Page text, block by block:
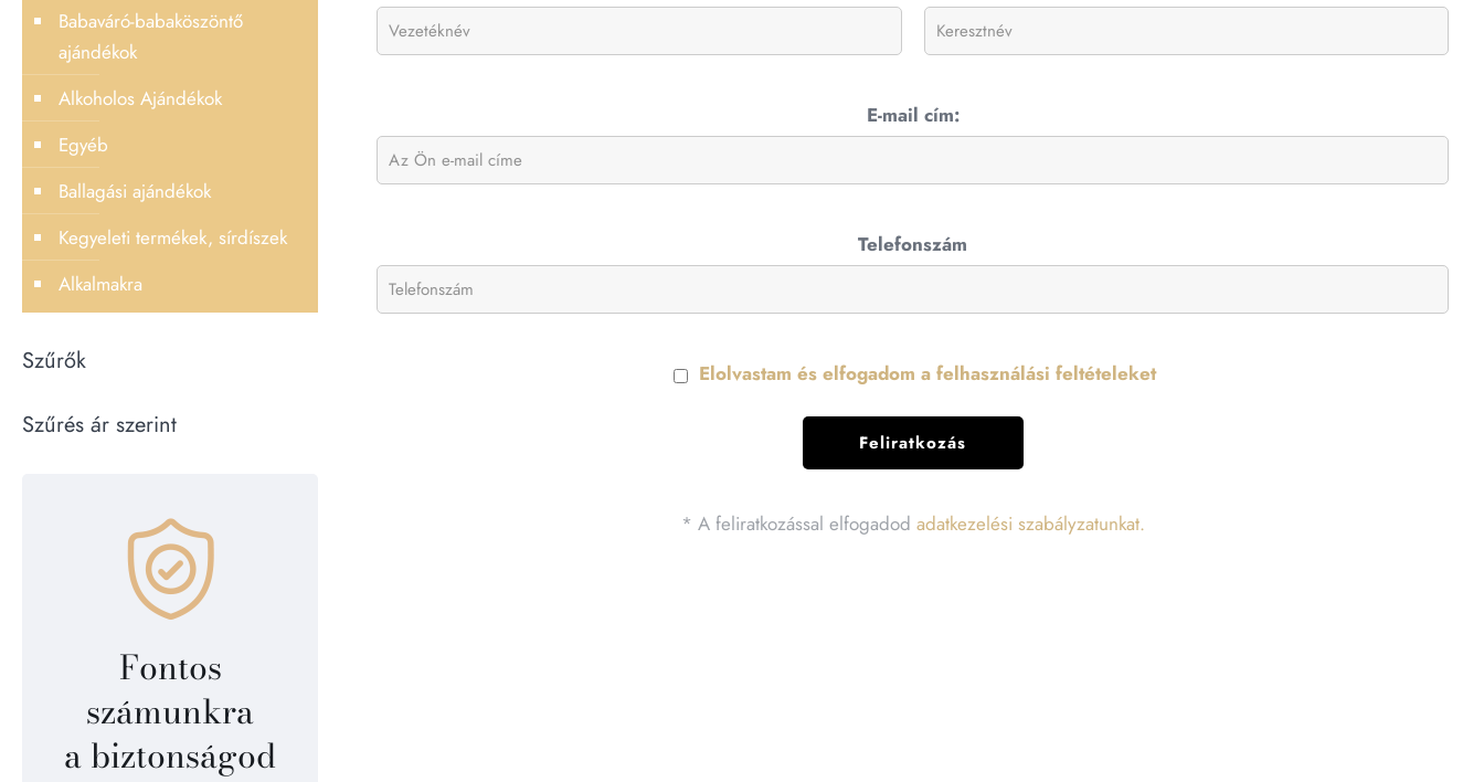
E-mail cím:
Telefonszám
Elolvastam és elfogadom a felhasználási feltételeket
* A feliratkozással elfogadod adatkezelési szabályzatunkat.
Babaváró-babaköszöntő
ajándékok
Alkoholos Ajándékok
Egyéb
Ballagási ajándékok
Kegyeleti termékek, sírdíszek
Alkalmakra
Szűrők
Szűrés ár szerint
Fontos
számunkra
a biztonságod